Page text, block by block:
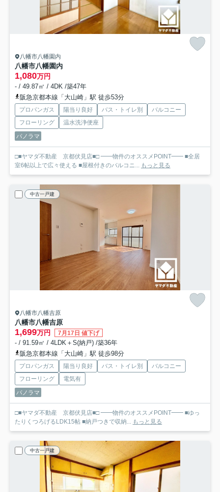
八幡市八幡園内
八幡市八幡園内
1,080万円
- / 49.87㎡ / 4DK /築47年
阪急京都本線「大山崎」駅 徒歩53分
プロパンガス 陽当り良好 バス・トイレ別
バルコニー
フローリング
温水洗浄便座
パノラマ
□■ヤマダ不動産 京都伏見店■□ ━━物件のオススメPOINT━━ ■全居
室6帖以上で広々使える ■屋根付きのバルコニ... もっと見る
中古一戸建
八幡市八幡吉原
八幡市八幡吉原
1,699万円 7月17日 値下げ
- / 91.59㎡ / 4LDK＋S(納戸) /築36年
阪急京都本線「大山崎」駅 徒歩98分
プロパンガス 陽当り良好 バス・トイレ別
バルコニー
フローリング
電気有
パノラマ
□■ヤマダ不動産 京都伏見店■□ ━━物件のオススメPOINT━━ ■ゆっ
たりくつろげるLDK15帖 ■納戸つきで収納... もっと見る
中古一戸建